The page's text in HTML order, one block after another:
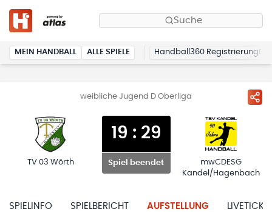
Suche
MEIN HANDBALL ALLE SPIELE Handball360 Registrierung
weibliche Jugend D Oberliga
TV 03 Wörth
19 : 29
Spiel beendet
mwCDESG
Kandel/Hagenbach
SPIELINFO SPIELBERICHT AUFSTELLUNG